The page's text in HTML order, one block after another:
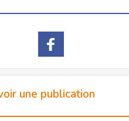
une publication